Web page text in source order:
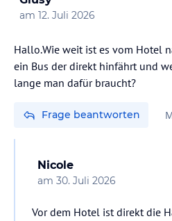
am 12. Juli 2026
Hallo.Wie weit ist es vom Hotel
ein Bus der direkt hinfährt und
Frage beantworten
Nicole
am 30. Juli 2026
Vor dem Hotel ist direkt die